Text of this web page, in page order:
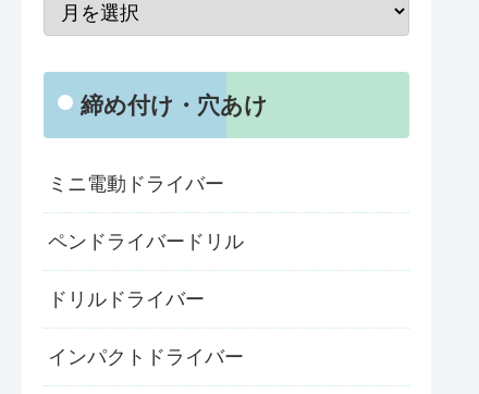
締め付け・穴あけ
ミニ電動ドライバー
ペンドライバードリル
ドリルドライバー
インパクトドライバー